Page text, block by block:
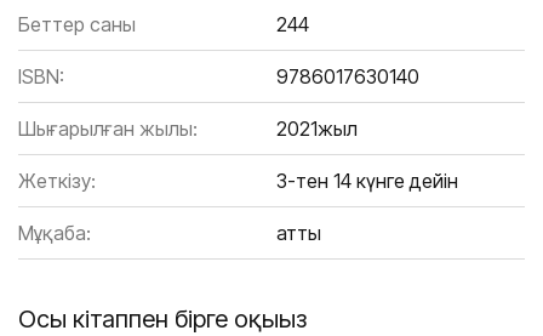
Беттер саны 244
ISBN: 9786017630140
Шығарылған жылы: 2021жыл
Жеткізу: 3-тен 14 күнге дейін
Мұқаба: Қатты
Осы кітаппен бірге оқыңыз